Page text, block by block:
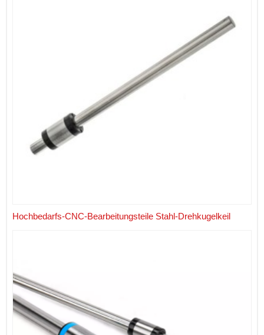
Hochbedarfs-CNC-Bearbeitungsteile Stahl-Drehkugelkeil